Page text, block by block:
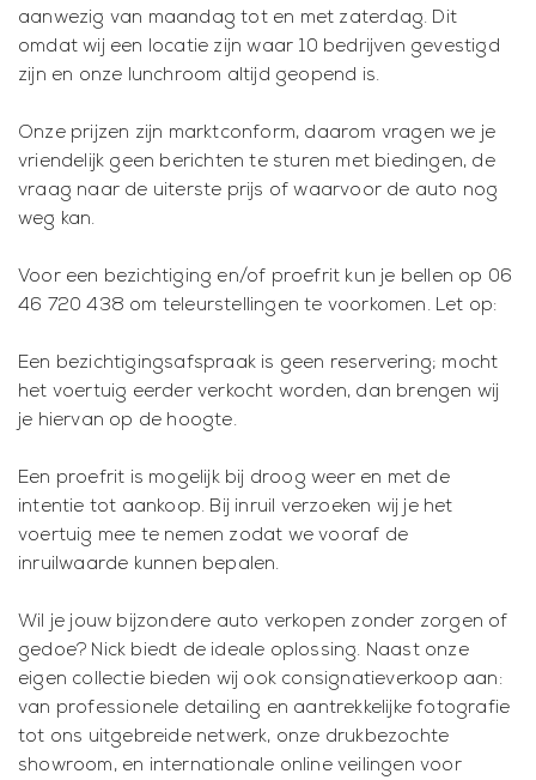
aanwezig van maandag tot en met zaterdag. Dit
omdat wij een locatie zijn waar 10 bedrijven gevestigd
zijn en onze lunchroom altijd geopend is.
Onze prijzen zijn marktconform, daarom vragen we je
vriendelijk geen berichten te sturen met biedingen, de
vraag naar de uiterste prijs of waarvoor de auto nog
weg kan.
Voor een bezichtiging en/of proefrit kun je bellen op 06
46 720 438 om teleurstellingen te voorkomen. Let op:
Een bezichtigingsafspraak is geen reservering; mocht
het voertuig eerder verkocht worden, dan brengen wij
je hiervan op de hoogte.
Een proefrit is mogelijk bij droog weer en met de
intentie tot aankoop. Bij inruil verzoeken wij je het
voertuig mee te nemen zodat we vooraf de
inruilwaarde kunnen bepalen.
Wil je jouw bijzondere auto verkopen zonder zorgen of
gedoe? Nick biedt de ideale oplossing. Naast onze
eigen collectie bieden wij ook consignatieverkoop aan:
van professionele detailing en aantrekkelijke fotografie
tot ons uitgebreide netwerk, onze drukbezochte
showroom, en internationale online veilingen voor